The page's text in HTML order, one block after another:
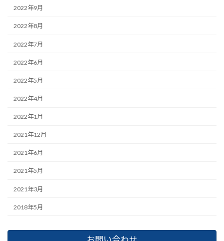
2022年9月
2022年8月
2022年7月
2022年6月
2022年5月
2022年4月
2022年1月
2021年12月
2021年6月
2021年5月
2021年3月
2018年5月